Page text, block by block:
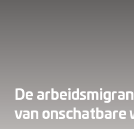
De
van onschatbare